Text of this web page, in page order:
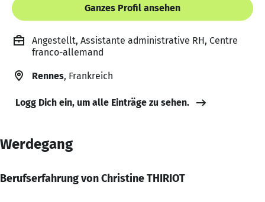
Ganzes Profil ansehen
Angestellt, Assistante administrative RH, Centre
franco-allemand
Rennes, Frankreich
Logg Dich ein, um alle Einträge zu sehen.
Werdegang
Berufserfahrung von Christine THIRIOT